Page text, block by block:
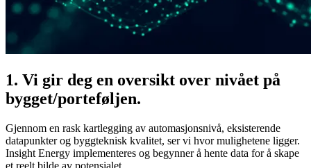
1. Vi gir deg en oversikt over nivået på
bygget/porteføljen.
Gjennom en rask kartlegging av automasjonsnivå, eksisterende
datapunkter og byggteknisk kvalitet, ser vi hvor mulighetene ligger.
Insight Energy implementeres og begynner å hente data for å skape
et reelt bilde av potensialet.